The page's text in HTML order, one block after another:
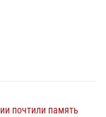
почтили память